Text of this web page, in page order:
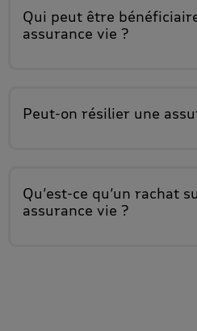
Qui peut être
assurance vie ?
Peut-on résilier une
Qu’est-ce qu’un rachat
assurance vie ?